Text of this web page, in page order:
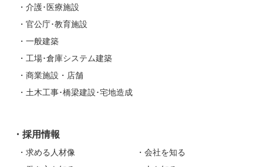
介護･医療施設
官公庁･教育施設
一般建築
工場･倉庫システム建築
商業施設・店舗
土木工事･橋梁建設･宅地造成
採用情報
求める人材像
会社を知る